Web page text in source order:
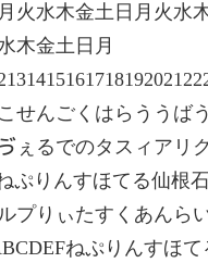
火水木金土日月火水
木金土日月
せんごくはらううば
ぇるでのタスィアリ
ぷりんすほてる仙根
プりぃたすくあんら
ねぷりんすほ